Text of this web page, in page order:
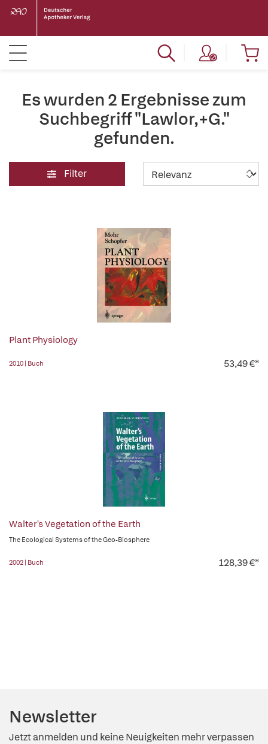
Es wurden 2 Ergebnisse zum
Suchbegriff "Lawlor,+G."
gefunden.
Filter
Plant Physiology
2010 | Buch 53,49 €*
Walter's Vegetation of the Earth
The Ecological Systems of the Geo-Biosphere
2002 | Buch 128,39 €*
Newsletter
Jetzt anmelden und keine Neuigkeiten mehr verpassen